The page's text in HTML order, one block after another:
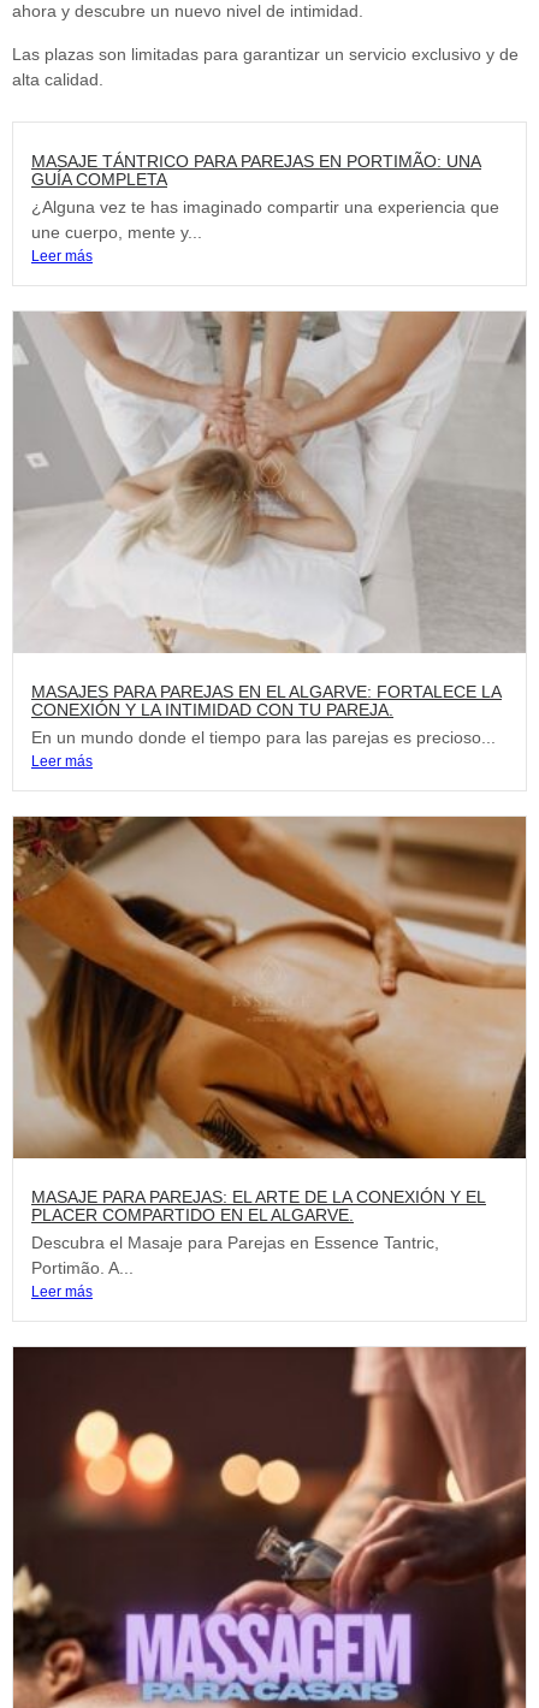
ahora y descubre un nuevo nivel de intimidad.
Las plazas son limitadas para garantizar un servicio exclusivo y de
alta calidad.
MASAJE TÁNTRICO PARA PAREJAS EN PORTIMÃO: UNA
GUÍA COMPLETA
¿Alguna vez te has imaginado compartir una experiencia que
une cuerpo, mente y...
Leer más
MASAJES PARA PAREJAS EN EL ALGARVE: FORTALECE LA
CONEXIÓN Y LA INTIMIDAD CON TU PAREJA.
En un mundo donde el tiempo para las parejas es precioso...
Leer más
MASAJE PARA PAREJAS: EL ARTE DE LA CONEXIÓN Y EL
PLACER COMPARTIDO EN EL ALGARVE.
Descubra el Masaje para Parejas en Essence Tantric,
Portimão. A...
Leer más